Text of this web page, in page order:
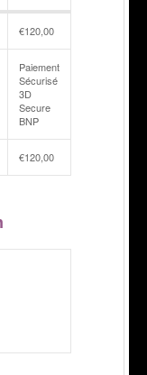
€120,00
Paiement
Sécurisé
3D
Secure
BNP
€120,00